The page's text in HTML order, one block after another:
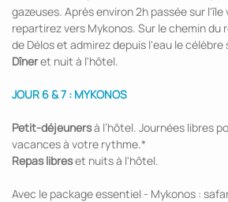
gazeuses. Après environ 2h passée sur l'île
repartirez vers Mykonos. Sur le chemin du
de Délos et admirez depuis l'eau le
Dîneret nuit à l'hôtel.
JOUR 6 & 7 : MYKONOS
Petit-déjeunersà l’hôtel. Journées libres
vacances à votre rythme.*
Repas libreset nuits à l'hôtel.
Avec le package essentiel - Mykonos :